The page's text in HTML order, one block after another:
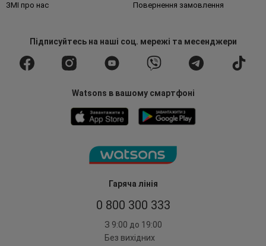
Гаряча лінія
0 800 300 333
З 9:00 до 19:00
Без вихідних
ЗМІ про нас Повернення замовлення
Підписуйтесьна наші соц. мережі та месенджери
Watsons в вашому смартфоні